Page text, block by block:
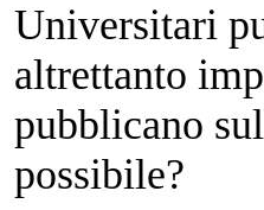
Universitari
altrettanto
pubblicano
possibile?